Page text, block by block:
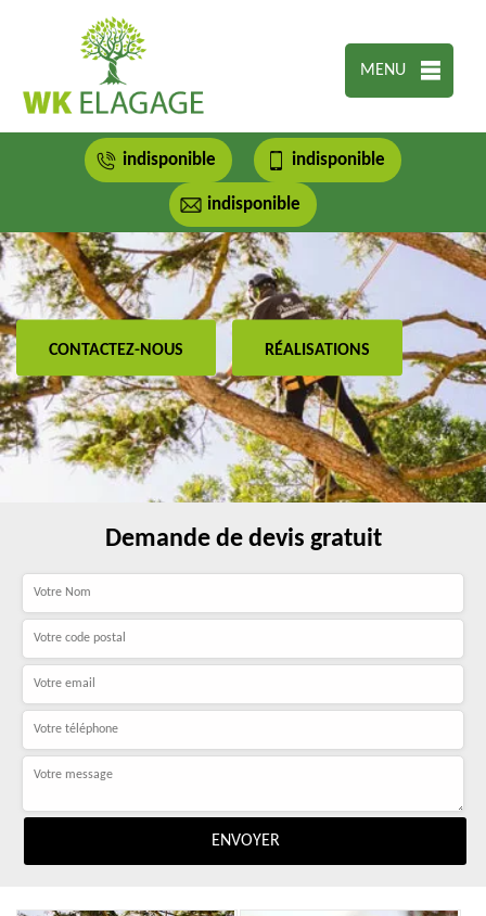
MENU
indisponible indisponible
indisponible
CONTACTEZ-NOUS RÉALISATIONS
Demande de devis gratuit